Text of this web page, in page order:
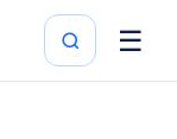
☰